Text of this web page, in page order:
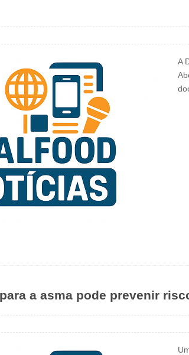
A
a asma pode prevenir